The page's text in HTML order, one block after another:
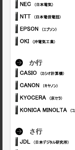
か行
さ行